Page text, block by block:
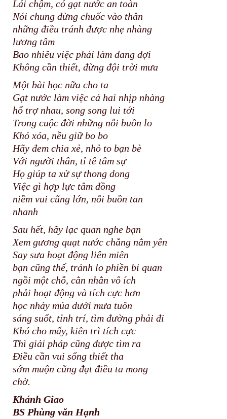
Lái chậm, có gạt nước an toàn
Nói chung đừng chuốc vào thân
những điều tránh được nhẹ nhàng
lương tâm
Bao nhiêu việc phải làm đang đợi
Không cần thiết, đừng đội trời mưa
Một bài học nữa cho ta
Gạt nước làm việc cả hai nhịp nhàng
hổ trợ nhau, song song lui tới
Trong cuộc đời những nỗi buồn lo
Khó xóa, nều giữ bo bo
Hãy đem chia xẻ, nhỏ to bạn bè
Với người thân, tỉ tê tâm sự
Họ giúp ta xử sự thong dong
Việc gì hợp lực tâm đồng
niềm vui cũng lớn, nỗi buồn tan
nhanh
Sau hết, hãy lạc quan nghe bạn
Xem gương quạt nước chẳng nằm yên
Say sưa hoạt động liên miên
bạn cũng thế, tránh lo phiền bi quan
ngồi một chỗ, cằn nhằn vô ích
phải hoạt động và tích cực hơn
học nhảy múa dưới mưa tuôn
sáng suốt, tỉnh trí, tìm đường phải đi
Khó cho mấy, kiên trì tích cực
Thì giải pháp cũng được tìm ra
Điều cần vui sống thiết tha
sớm muộn cũng đạt điều ta mong
chờ.
Khánh Giao
BS Phùng văn Hạnh